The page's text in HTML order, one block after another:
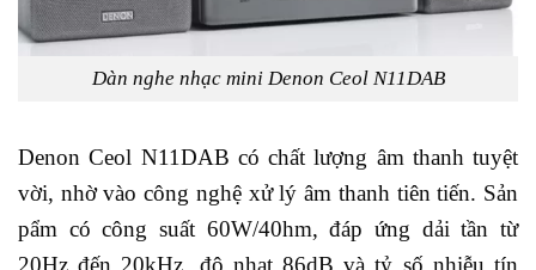
Dàn nghe nhạc mini Denon Ceol N11DAB
Denon Ceol N11DAB có chất lượng âm thanh tuyệt
vời, nhờ vào công nghệ xử lý âm thanh tiên tiến. Sản
pẩm có công suất 60W/40hm, đáp ứng dải tần từ
20Hz đến 20kHz, độ nhạt 86dB và tỷ số nhiễu tín